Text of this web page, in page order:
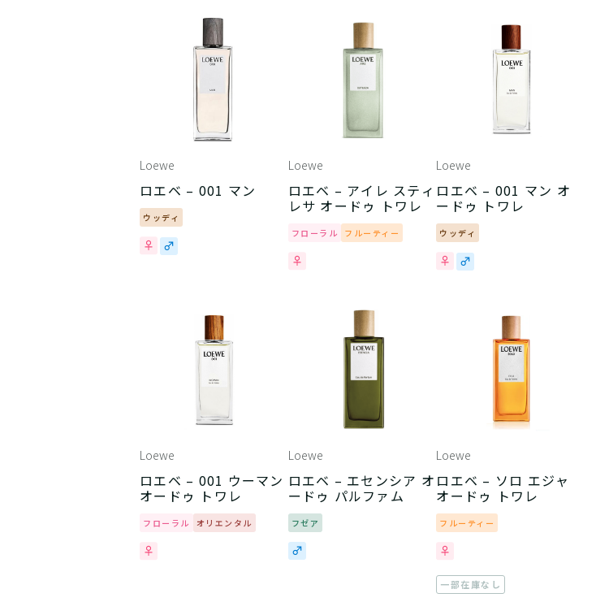
Loewe
ロエベ – 001 マン
ウッディ
Loewe
ロエベ – アイレ スティ
レサ オードゥ トワレ
フローラル フルーティー
Loewe
ロエベ – 001 マン オ
ードゥ トワレ
ウッディ
Loewe
ロエベ – 001 ウーマン
オードゥ トワレ
フローラル オリエンタル
Loewe
ロエベ – エセンシア オ
ードゥ パルファム
フゼア
Loewe
ロエベ – ソロ エジャ
オードゥ トワレ
フルーティー
一部在庫なし